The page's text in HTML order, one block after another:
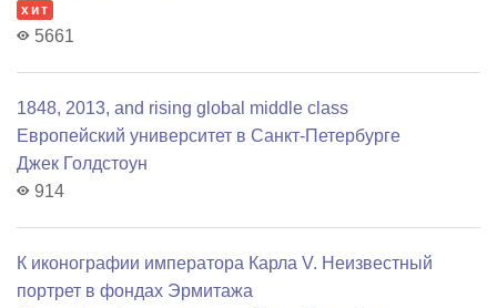
хит
5661
1848, 2013, and rising global middle class
Европейский университет в Санкт-Петербурге
Джек Голдстоун
914
К иконографии императора Карла V. Неизвестный
портрет в фондах Эрмитажа